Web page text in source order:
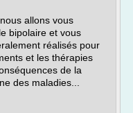
allons vous
bipolaire et vous
réalisés pour
et les thérapies
de la
des maladies...